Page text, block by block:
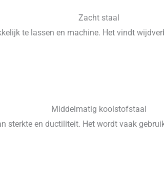
Zacht staal
te lassen en machine. Het vindt
Middelmatig koolstofstaal
sterkte en ductiliteit. Het wordt vaak